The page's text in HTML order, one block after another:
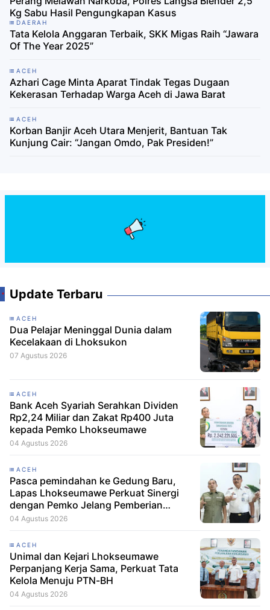
Kg Sabu Hasil Pengungkapan Kasus
DAERAH
Tata Kelola Anggaran Terbaik, SKK Migas Raih “Jawara
Of The Year 2025”
ACEH
Azhari Cage Minta Aparat Tindak Tegas Dugaan
Kekerasan Terhadap Warga Aceh di Jawa Barat
ACEH
Korban Banjir Aceh Utara Menjerit, Bantuan Tak
Kunjung Cair: “Jangan Omdo, Pak Presiden!”
Update Terbaru
ACEH
Dua Pelajar Meninggal Dunia dalam
Kecelakaan di Lhoksukon
07 Agustus 2026
ACEH
Bank Aceh Syariah Serahkan Dividen
Rp2,24 Miliar dan Zakat Rp400 Juta
kepada Pemko Lhokseumawe
04 Agustus 2026
ACEH
Pasca pemindahan ke Gedung Baru,
Lapas Lhokseumawe Perkuat Sinergi
dengan Pemko Jelang Pemberian
Remisi HUT RI
04 Agustus 2026
ACEH
Unimal dan Kejari Lhokseumawe
Perpanjang Kerja Sama, Perkuat Tata
Kelola Menuju PTN-BH
04 Agustus 2026